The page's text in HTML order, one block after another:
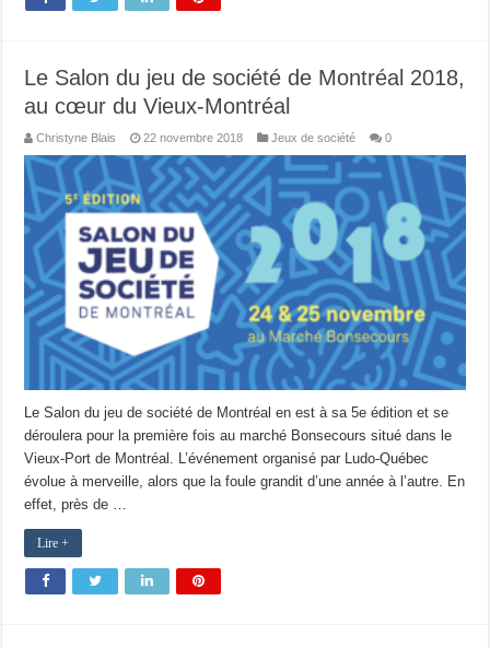
Le Salon du jeu de société de Montréal 2018,
au cœur du Vieux-Montréal
Christyne Blais 22 novembre 2018 Jeux de société 0
Le Salon du jeu de société de Montréal en est à sa 5e édition et se
déroulera pour la première fois au marché Bonsecours situé dans le
Vieux-Port de Montréal. L’événement organisé par Ludo-Québec
évolue à merveille, alors que la foule grandit d’une année à l’autre. En
effet, près de …
Lire +